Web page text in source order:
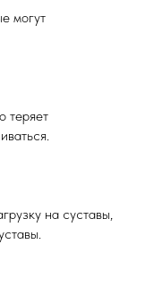
могут
теряет
на суставы,